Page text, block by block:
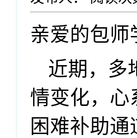
亲爱的包师
近期，多
情变化，心
困难补助通